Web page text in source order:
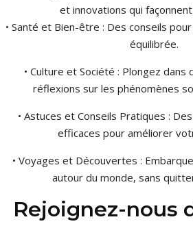
et innovations qui
• Santé et Bien-être : Des conseils
équilibrée.
• Culture et Société : Plongez dans
réflexions sur les phénomènes
• Astuces et Conseils Pratiques :
efficaces pour améliorer
• Voyages et Découvertes :
autour du monde, sans
Rejoignez-nous